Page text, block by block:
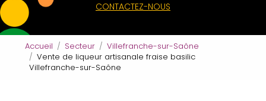
CONTACTEZ-NOUS
Accueil Secteur
Villefranche-sur-Saône
Vente de liqueur artisanale fraise basilic
Villefranche-sur-Saône